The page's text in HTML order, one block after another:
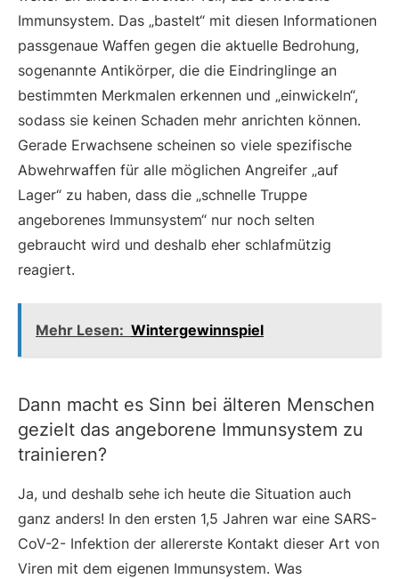
Immunsystem. Das „bastelt“ mit diesen Informationen
passgenaue Waffen gegen die aktuelle Bedrohung,
sogenannte Antikörper, die die Eindringlinge an
bestimmten Merkmalen erkennen und „einwickeln“,
sodass sie keinen Schaden mehr anrichten können.
Gerade Erwachsene scheinen so viele spezifische
Abwehrwaffen für alle möglichen Angreifer „auf
Lager“ zu haben, dass die „schnelle Truppe
angeborenes Immunsystem“ nur noch selten
gebraucht wird und deshalb eher schlafmützig
reagiert.
Mehr Lesen: Wintergewinnspiel
Dann macht es Sinn bei älteren Menschen
gezielt das angeborene Immunsystem zu
trainieren?
Ja, und deshalb sehe ich heute die Situation auch
ganz anders! In den ersten 1,5 Jahren war eine SARS-
CoV-2- Infektion der allererste Kontakt dieser Art von
Viren mit dem eigenen Immunsystem. Was